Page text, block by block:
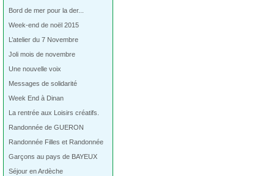
Bord de mer pour la der...
Week-end de noël 2015
L’atelier du 7 Novembre
Joli mois de novembre
Une nouvelle voix
Messages de solidarité
Week End à Dinan
La rentrée aux Loisirs créatifs.
Randonnée de GUERON
Randonnée Filles et Randonnée
Garçons au pays de BAYEUX
Séjour en Ardèche